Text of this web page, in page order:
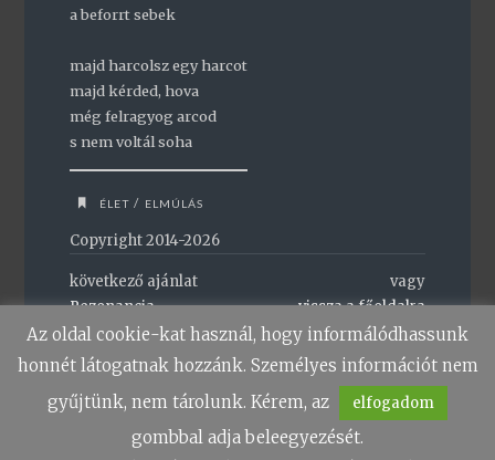
a beforrt sebek
majd harcolsz egy harcot
majd kérded, hova
még felragyog arcod
s nem voltál soha
ÉLET / ELMÚLÁS
Copyright 2014-2026
következő ajánlat
Rezonancia
vagy
vissza a főoldalra
Az oldal cookie-kat használ, hogy informálódhassunk
honnét látogatnak hozzánk. Személyes információt nem
gyűjtünk, nem tárolunk. Kérem, az
elfogadom
gombbal adja beleegyezését.